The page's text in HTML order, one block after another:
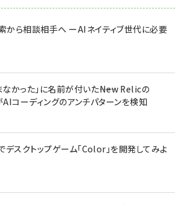
から相談相手へ ーAIネイティブ世代に必要
かった」に名前が付いた――New Relicの
コーディングのアンチパターンを検知
でデスクトップゲーム「Color」を開発してみよ